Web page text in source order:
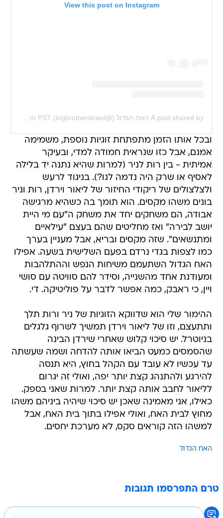
View this post on Instagram
A post shared by האח הגדול (@bigbrotherisrael) Jan 18, 2020 at 8:50am PST
ובכל אותו הזמן מתפתחת זוגיות נוספת, משמימה
אמנם, אבל כזו שנראית חמודה למדי, ובעיקר
אמיתית - בין רות לניר (למרות שהיא נתנה יד בלילה
לאסיף או שרק היה נדמה לנו?). בניגוד לרעש
ולצלצולים של ריקודי החיזור של ליאור וירדן, רות וניר
בונים משהו מקסים. הוא תומך בה כשהיא מרגישה
אבודה, הם משחקים יחד את משחק ה"עם מי היית
יושב לבירה" ואז מחליטים שהם בעצם "עילאיים
ומתנשאים". שזה מקסים ובריא, אבל מעניין בערך
כמו לצפות בגדי נרדם בפעם השלישית בשעה. אפילו
האח הגדול השתעמם משיחות הנפש וההתלהבות
ומעודנת אחד מהשנייה, וסידר להם סוויטה עם סושי
ויין, כי ראבק, כמה אפשר לדבר על פוליטיקה. די.
ההימור שלי הוא שדווקא הזוגיות של ניר ורות תלך
ותתעצם, וזו של ליאור וירדן תמשיך לשרוף גלגלים
בניוטרל. יש סיכוי קלוש שאחרי שירדן הבינה
שהסמסים כמעט הביאו אותה להדחה ושמה שעשתה
עד עכשיו לא עובד עם הקהל בחוץ, היא תנסה
להירגע ולהתנהג קצת יותר יפה, ואולי זה יגרום
לליאור לחבב אותה קצת יותר. למרות שאני בספק.
כאילו, אני מאמינה שאכן יש סיכוי שיהיה ביניהם משהו
מחוץ לבית האח, ואולי אפילו בתוך בית האח, אבל
למשהו הזה קוראים סקס, לא מערכת יחסים.
האח הגדול
טרם התפרסמו תגובות